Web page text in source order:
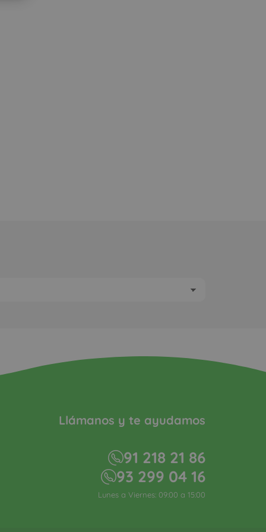
Llámanos y te ayudamos
91 218 21 86
93 299 04 16
Lunes a Viernes: 09:00 a 15:00